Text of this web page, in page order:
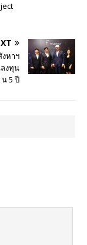
หาฯ
งทุน
น 5 ปี